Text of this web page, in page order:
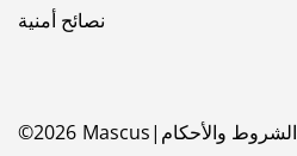
نصائح أمنية
©2026 Mascus الشروط والأحكام